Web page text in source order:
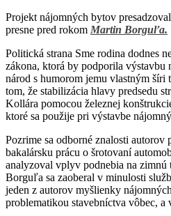
Projekt nájomných bytov
presne pred rokom Martin Borguľa.
Politická strana Sme rodina dodnes
zákona, ktorá by podporila výstavbu
národ s humorom jemu vlastným šíri
tom, že stabilizácia hlavy predsedu
Kollára pomocou železnej
ktoré sa použije pri výstavbe
Pozrime sa odborné znalosti
bakalársku prácu o šrotovaní
analyzoval vplyv podnebia na zimnú
Borguľa sa zaoberal v minulosti
jeden z autorov myšlienky
problematikou stavebníctva vôbec,